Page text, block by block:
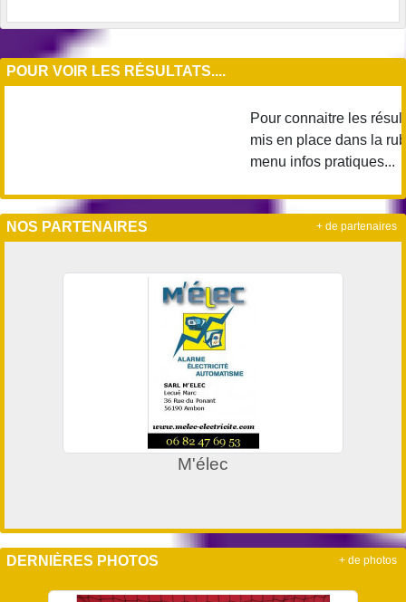
POUR VOIR LES RÉSULTATS....
Pour connaitre les
mis en place dans la
menu infos pratiques...
NOS PARTENAIRES
M'élec
+ de partenaires
DERNIÈRES PHOTOS + de photos